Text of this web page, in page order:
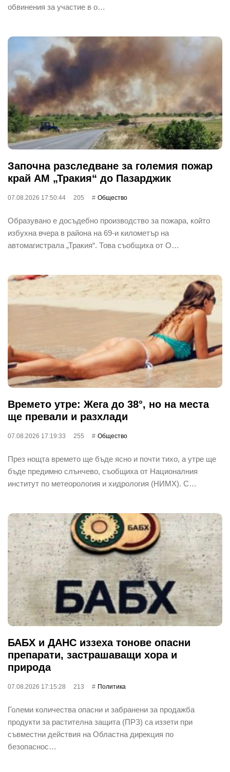
обвинения за участие в о…
Започна разследване за големия пожар
край АМ „Тракия“ до Пазарджик
07.08.2026 17:50:44 205 Общество
Образувано е досъдебно производство за пожара, който
избухна вчера в района на 69-и километър на
автомагистрала „Тракия“. Това съобщиха от О…
Времето утре: Жега до 38°, но на места
ще превали и разхлади
07.08.2026 17:19:33 255 Общество
През нощта времето ще бъде ясно и почти тихо, а утре ще
бъде предимно слънчево, съобщиха от Националния
институт по метеорология и хидрология (НИМХ). С…
БАБХ и ДАНС иззеха тонове опасни
препарати, застрашаващи хора и
природа
07.08.2026 17:15:28 213 Политика
Големи количества опасни и забранени за продажба
продукти за растителна защита (ПРЗ) са иззети при
съвместни действия на Областна дирекция по
безопаснос…